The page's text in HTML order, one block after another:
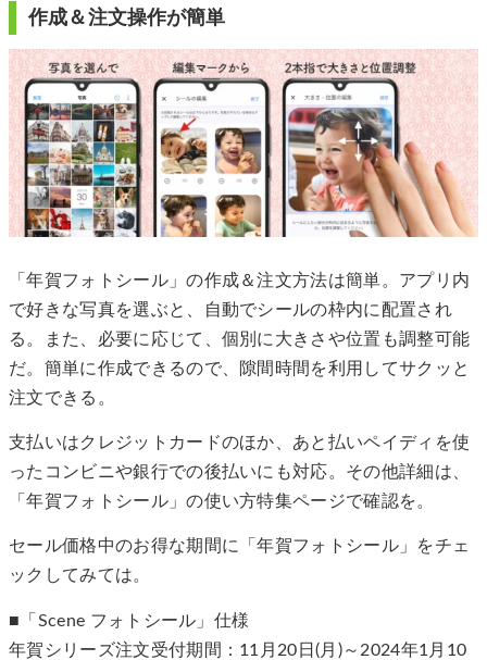
作成＆注文操作が簡単
「年賀フォトシール」の作成＆注文方法は簡単。アプリ内
で好きな写真を選ぶと、自動でシールの枠内に配置され
る。また、必要に応じて、個別に大きさや位置も調整可能
だ。簡単に作成できるので、隙間時間を利用してサクッと
注文できる。
支払いはクレジットカードのほか、あと払いペイディを使
ったコンビニや銀行での後払いにも対応。その他詳細は、
「年賀フォトシール」の使い方特集ページで確認を。
セール価格中のお得な期間に「年賀フォトシール」をチェ
ックしてみては。
■「Scene フォトシール」仕様
年賀シリーズ注文受付期間：11月20日(月)～2024年1月10